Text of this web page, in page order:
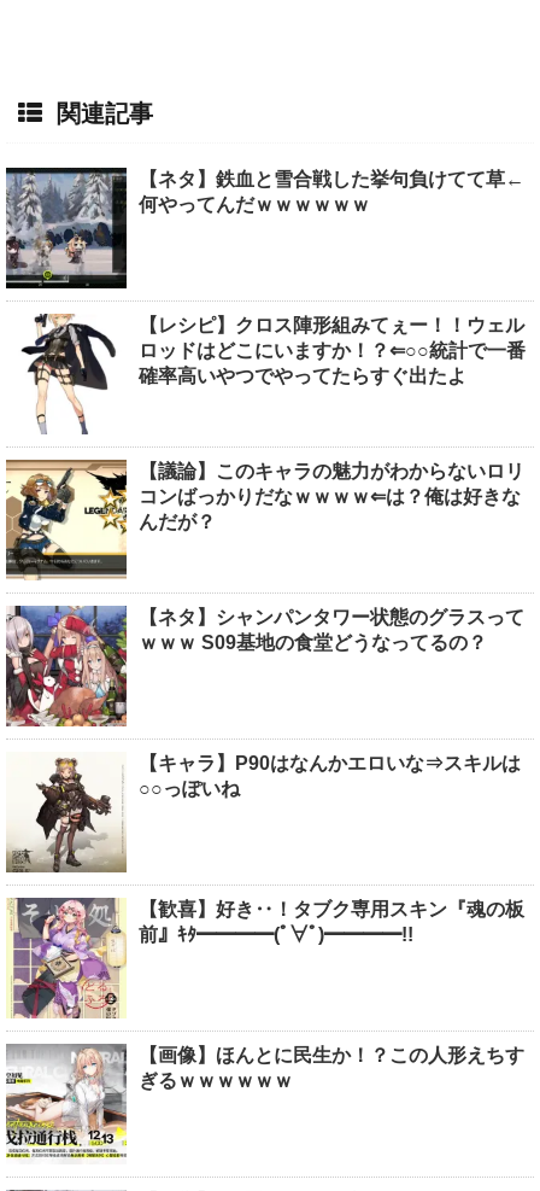
関連記事
【ネタ】鉄血と雪合戦した挙句負けてて草←
何やってんだｗｗｗｗｗｗ
【レシピ】クロス陣形組みてぇー！！ウェル
ロッドはどこにいますか！？⇐○○統計で一番
確率高いやつでやってたらすぐ出たよ
【議論】このキャラの魅力がわからないロリ
コンばっかりだなｗｗｗｗ⇐は？俺は好きな
んだが？
【ネタ】シャンパンタワー状態のグラスって
ｗｗｗ S09基地の食堂どうなってるの？
【キャラ】P90はなんかエロいな⇒スキルは
○○っぽいね
【歓喜】好き‥！タブク専用スキン『魂の板
前』ｷﾀ━━━━(ﾟ∀ﾟ)━━━━!!
【画像】ほんとに民生か！？この人形えちす
ぎるｗｗｗｗｗｗ